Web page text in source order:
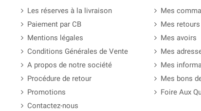
Les réserves à la livraison
Paiement par CB
Mentions légales
Conditions Générales de Vente
A propos de notre société
Procédure de retour
Promotions
Contactez-nous
Mes
Mes
Mes avoirs
Mes
Mes
Mes bons
Foire Aux